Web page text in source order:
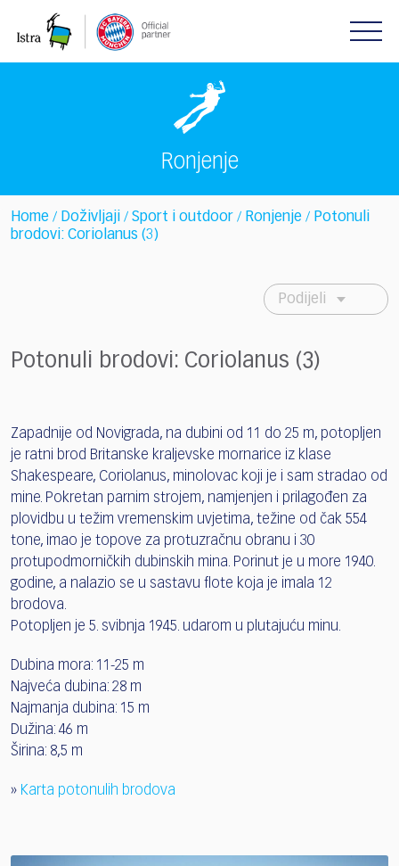
note:
Ronjenje
Home / Doživljaji / Sport i outdoor / Ronjenje / Potonuli
brodovi: Coriolanus (3)
Podijeli
Potonuli brodovi: Coriolanus (3)
Zapadnije od Novigrada, na dubini od 11 do 25 m, potopljen
je ratni brod Britanske kraljevske mornarice iz klase
Shakespeare, Coriolanus, minolovac koji je i sam stradao od
mine. Pokretan parnim strojem, namjenjen i prilagođen za
plovidbu u težim vremenskim uvjetima, težine od čak 554
tone, imao je topove za protuzračnu obranu i 30
protupodmorničkih dubinskih mina. Porinut je u more 1940.
godine, a nalazio se u sastavu flote koja je imala 12
brodova.
Potopljen je 5. svibnja 1945. udarom u plutajuću minu.
Dubina mora: 11-25 m
Najveća dubina: 28 m
Najmanja dubina: 15 m
Dužina: 46 m
Širina: 8,5 m
» Karta potonulih brodova